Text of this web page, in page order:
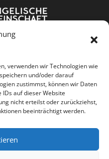
verwenden wir Technologien wie
und/oder darauf
zustimmst, können wir Daten
auf dieser Website
nicht erteilst oder zurückziehst,
beeinträchtigt werden.
24
leben
dienen
